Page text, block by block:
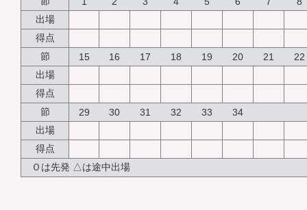
出場
得点
節
15 16 17 18 19 20 21 22
出場
得点
節
29 30 31 32 33 34
出場
得点
Ｏは先発 △は途中出場